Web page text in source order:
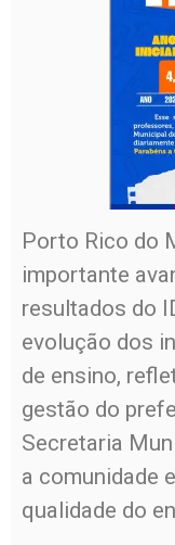
Porto Rico do
importante
resultados do
evolução dos
de ensino,
gestão do
Secretaria
a comunidade
qualidade do